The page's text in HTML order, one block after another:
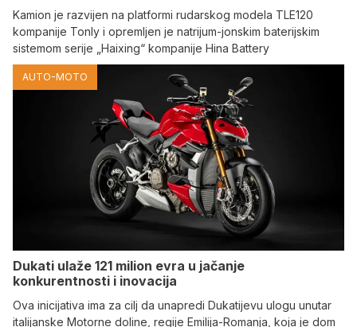
Kamion je razvijen na platformi rudarskog modela TLE120
kompanije Tonly i opremljen je natrijum-jonskim baterijskim
sistemom serije „Haixing“ kompanije Hina Battery
AUTO-MOTO
Dukati ulaže 121 milion evra u jačanje
konkurentnosti i inovacija
Ova inicijativa ima za cilj da unapredi Dukatijevu ulogu unutar
italijanske Motorne doline, regije Emilija-Romanja, koja je dom